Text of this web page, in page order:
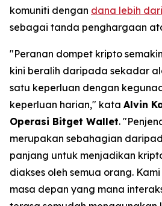
komuniti dengan dana lebih
sebagai tanda penghargaan
"Peranan dompet kripto
kini beralih daripada sekadar
satu keperluan dengan
keperluan harian," kata Alvin
Operasi Bitget Wallet.
merupakan sebahagian
panjang untuk menjadikan
diakses oleh semua orang.
masa depan yang mana